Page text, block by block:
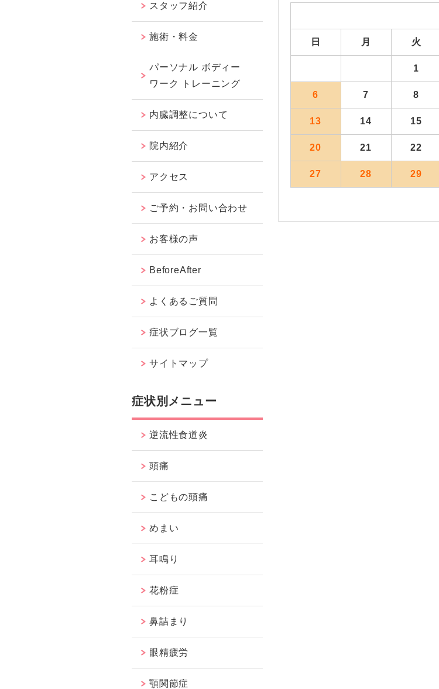
日 月 火
1
6 7 8
13 14 15
20 21 22
27 28 29
スタッフ紹介
施術・料金
パーソナル ボディー
ワーク トレーニング
内臓調整について
院内紹介
アクセス
ご予約・お問い合わせ
お客様の声
BeforeAfter
よくあるご質問
症状ブログ一覧
サイトマップ
症状別メニュー
逆流性食道炎
頭痛
こどもの頭痛
めまい
耳鳴り
花粉症
鼻詰まり
眼精疲労
顎関節症